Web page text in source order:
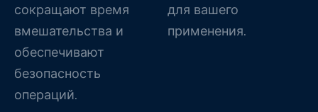
сокращают время
вмешательства и
обеспечивают
безопасность
операций.
для вашего
применения.